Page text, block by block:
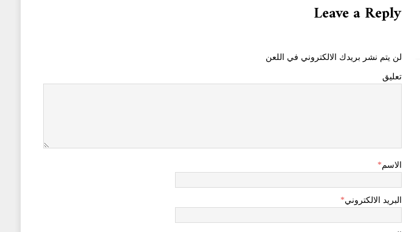
Leave a Reply
لن يتم نشر بريدك الالكتروني في اللعن
تعليق
الاسم*
البريد الالكتروني*